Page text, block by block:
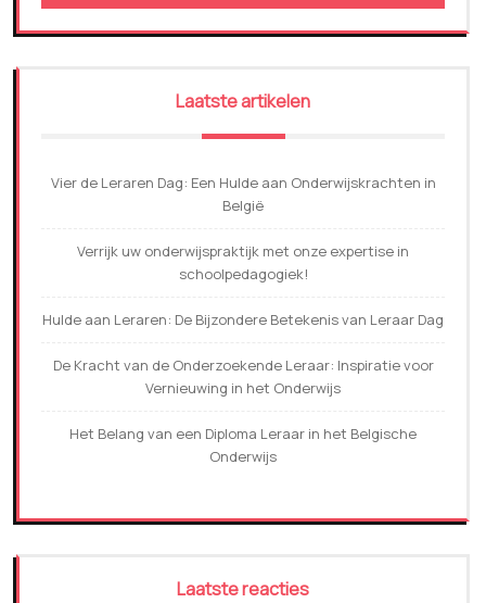
Laatste artikelen
Vier de Leraren Dag: Een Hulde aan Onderwijskrachten in
België
Verrijk uw onderwijspraktijk met onze expertise in
schoolpedagogiek!
Hulde aan Leraren: De Bijzondere Betekenis van Leraar Dag
De Kracht van de Onderzoekende Leraar: Inspiratie voor
Vernieuwing in het Onderwijs
Het Belang van een Diploma Leraar in het Belgische
Onderwijs
Laatste reacties